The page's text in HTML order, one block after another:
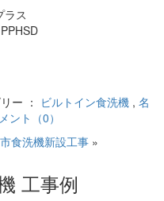
ラス
ー ： ビルトイン食洗機 , 名
ント（0）
食洗機新設工事 »
工事例